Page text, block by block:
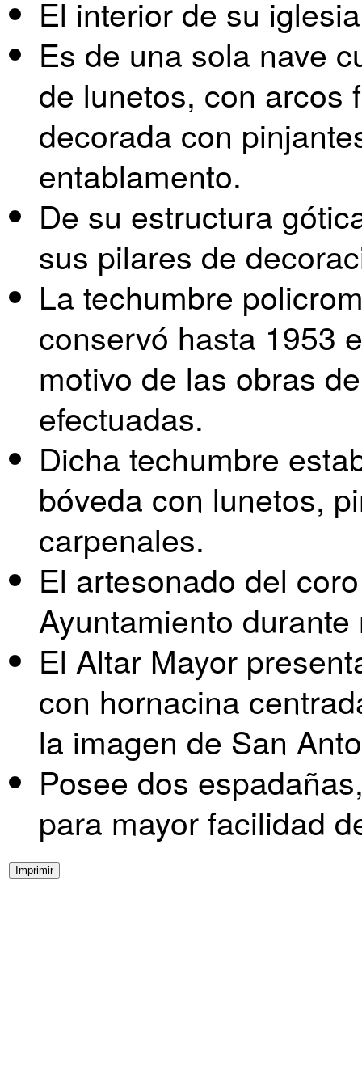
El interior de su
Es de una sola nave
de lunetos, con arcos
decorada con
entablamento.
De su estructura
sus pilares de
La techumbre
conservó hasta 1953
motivo de las obras
efectuadas.
Dicha techumbre
bóveda con lunetos,
carpenales.
El artesonado del
Ayuntamiento
El Altar Mayor
con hornacina
la imagen de San
Posee dos
para mayor facilidad